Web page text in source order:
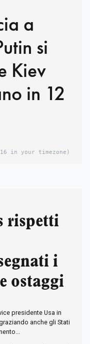
a
si
Kiev
in 12
in your timezone)
rispetti
i
ostaggi
presidente Usa in
anche gli Stati